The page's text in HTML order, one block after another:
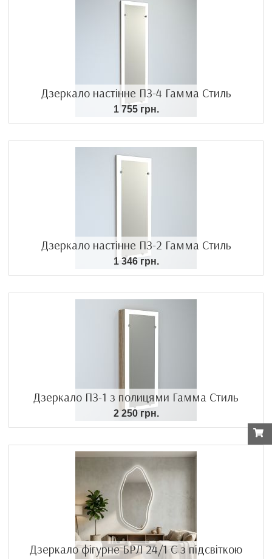
Дзеркало настінне ПЗ-4 Гамма Стиль
1 755 грн.
Дзеркало настінне ПЗ-2 Гамма Стиль
1 346 грн.
Дзеркало ПЗ-1 з полицями Гамма Стиль
2 250 грн.
Дзеркало фігурне БРЛ 24/1 С з підсвіткою